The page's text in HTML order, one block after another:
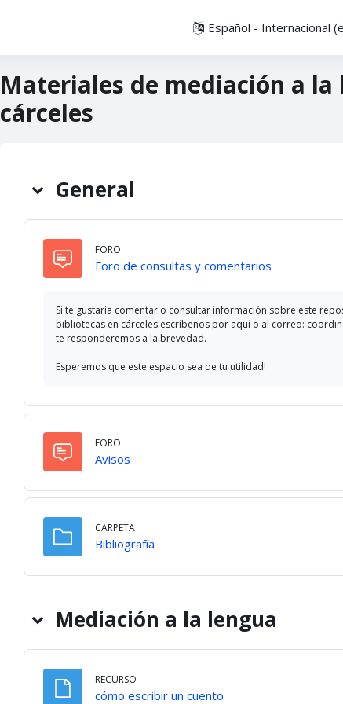
Español - Internacional
Materiales de mediación a
cárceles
Diagrama de temas
General
FORO
Foro de consultas y comentarios
Si te gustaría comentar o consultar información sobre este
bibliotecas en cárceles escríbenos por aquí o al correo:
te responderemos a la brevedad.
Esperemos que este espacio sea de tu utilidad!
FORO
Avisos
CARPETA
Bibliografía
Mediación a la lengua
RECURSO
cómo escribir un cuento